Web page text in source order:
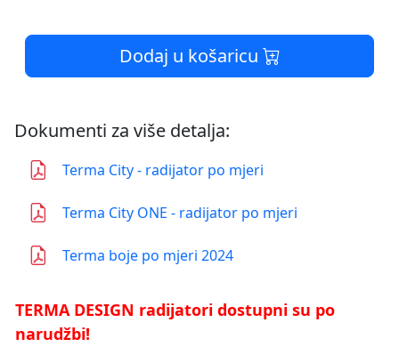
Dodaj u košaricu
Dokumenti za više detalja:
Terma City - radijator po mjeri
Terma City ONE - radijator po mjeri
Terma boje po mjeri 2024
TERMA DESIGN radijatori dostupni su po
narudžbi!